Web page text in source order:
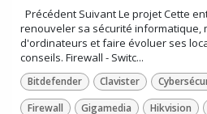
Précédent Suivant Le projet Cette
renouveler sa sécurité informatique,
d'ordinateurs et faire évoluer ses
conseils. Firewall - Switc...
Bitdefender Clavister
Firewall
Gigamedia Hikvision